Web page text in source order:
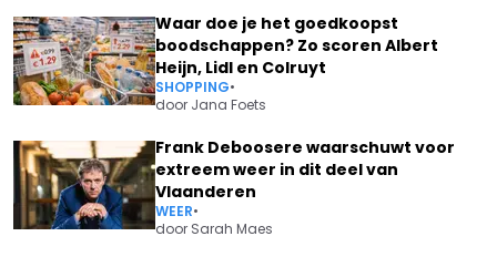
Waar doe je het goedkoopst
boodschappen? Zo scoren Albert
Heijn, Lidl en Colruyt
SHOPPING•
door Jana Foets
Frank Deboosere waarschuwt voor
extreem weer in dit deel van
Vlaanderen
WEER•
door Sarah Maes